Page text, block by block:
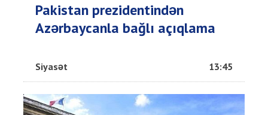
Pakistan prezidentindən
Azərbaycanla bağlı açıqlama
Siyasət 13:45